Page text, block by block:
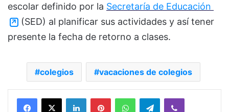
escolar definido por la Secretaría de Educación
(SED) al planificar sus actividades y así tener
presente la fecha de retorno a clases.
colegios vacaciones de colegios
Facebook
X LinkedInPinterestWhatsAppTelegramViber